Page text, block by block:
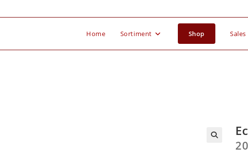
Home Sortiment Shop Sales